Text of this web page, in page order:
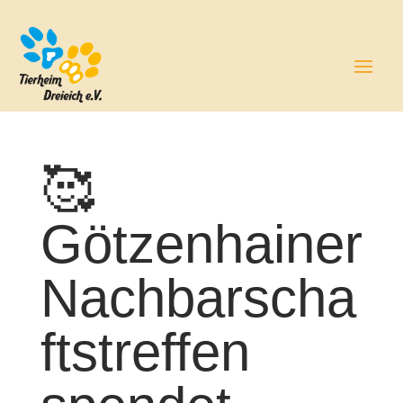
🥰​
Götzenhainer
Nachbarscha
ftstreffen